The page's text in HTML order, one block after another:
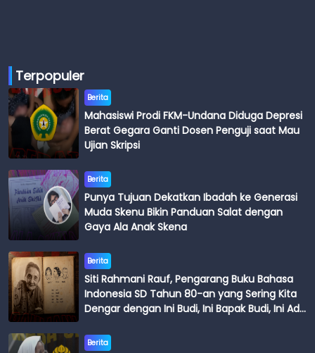
Terpopuler
Berita
Mahasiswi Prodi FKM-Undana Diduga Depresi
Berat Gegara Ganti Dosen Penguji saat Mau
Ujian Skripsi
Berita
Punya Tujuan Dekatkan Ibadah ke Generasi
Muda Skenu Bikin Panduan Salat dengan
Gaya Ala Anak Skena
Berita
Siti Rahmani Rauf, Pengarang Buku Bahasa
Indonesia SD Tahun 80-an yang Sering Kita
Dengar dengan Ini Budi, Ini Bapak Budi, Ini Adik
Berita